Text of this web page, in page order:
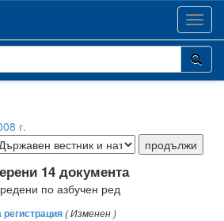
г.
14 документа
по азбучен ред
регистрация( Изменен )